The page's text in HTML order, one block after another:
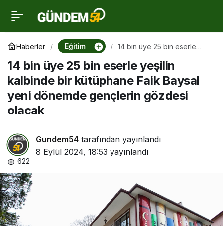
Haberler Eğitim
14 bin üye 25 bin eserle
kütüphane Faik Baysal yeni
dönemde gençlerin
gözdesi olacak
14 bin üye 25 bin eserle yeşilin
kalbinde bir kütüphane Faik Baysal
yeni dönemde gençlerin gözdesi
olacak
Gundem54 tarafından yayınlandı
8 Eylül 2024, 18:53 yayınlandı
622
14 bin üye 25 bin eserle
yeşilin kalbinde bir
kütüphane Faik Baysal
yeni dönemde gençlerin